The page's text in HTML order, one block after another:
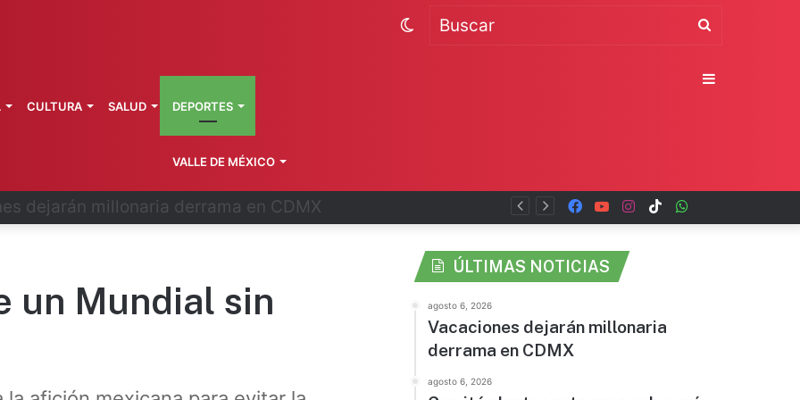
33 casos de ciclosporiasis en México TikTok
Instagram
YouTube
Facebook
CULTURA SALUD DEPORTES
VALLE DE MÉXICO
Buscar
Switch
Sidebar
un Mundial sin
ÚLTIMAS NOTICIAS
agosto 6, 2026
Vacaciones dejarán millonaria
derrama en CDMX
agosto 6, 2026